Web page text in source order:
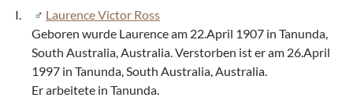
Laurence Victor Ross
Geboren wurde Laurence am 22.April 1907 in Tanunda,
South Australia, Australia. Verstorben ist er am 26.April
1997 in Tanunda, South Australia, Australia.
Er arbeitete in Tanunda.